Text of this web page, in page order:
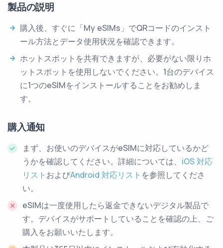
製品の説明
購入後、すぐに「My eSIMs」でQRコードのインスト
ール方法とデータ使用状況を確認できます。
ホットスポットを共有できますが、必要がない限りホ
ットスポットを使用しないでください。1台のデバイス
に1つのeSIMをインストールすることをお勧めしま
す。
購入通知
まず、お使いのデバイスがeSIMに対応しているかど
うかを確認してください。詳細については、 iOS 対応
リスト およびAndroid 対応リスト を参照してくださ
い。
eSIMは一度使用したら返金できないデジタル製品で
す。デバイスがサポートしていることを確認の上、ご
購入をお願いいたします。